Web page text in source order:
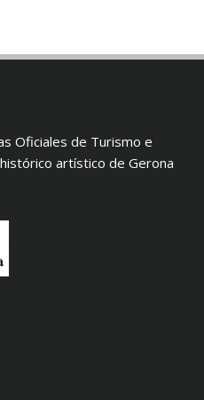
Oficiales de Turismo e
artístico de Gerona